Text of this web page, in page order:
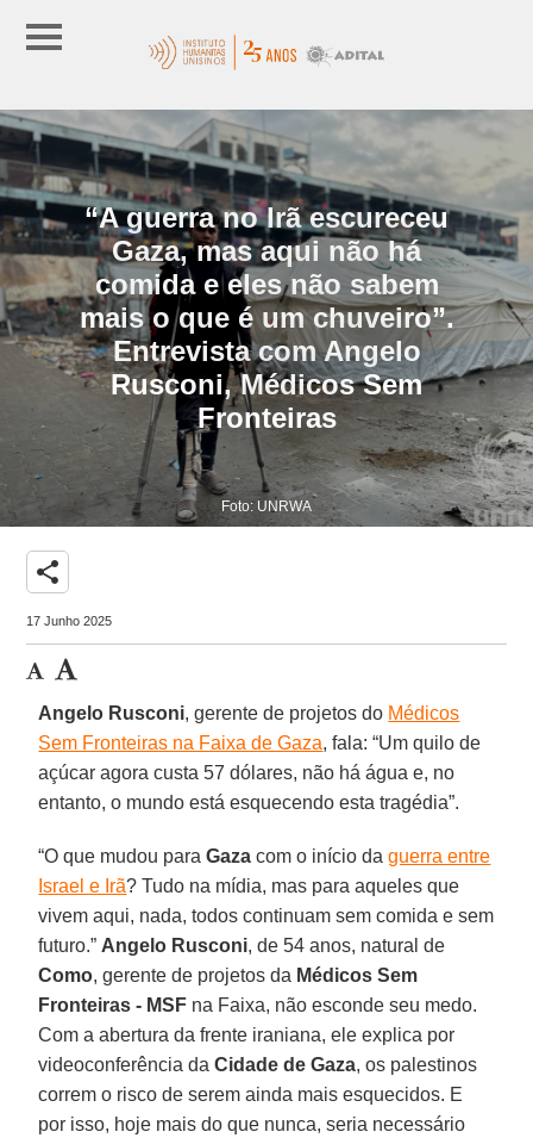
“A guerra no Irã escureceu
Gaza, mas aqui não há
comida e eles não sabem
mais o que é um chuveiro”.
Entrevista com Angelo
Rusconi, Médicos Sem
Fronteiras
Foto: UNRWA
share
17 Junho 2025
Angelo Rusconi, gerente de projetos do Médicos
Sem Fronteiras na Faixa de Gaza, fala: “Um quilo de
açúcar agora custa 57 dólares, não há água e, no
entanto, o mundo está esquecendo esta tragédia”.
“O que mudou paraGaza com o início daguerra entre
Israel e Irã? Tudo na mídia, mas para aqueles que
vivem aqui, nada, todos continuam sem comida e sem
futuro.” Angelo Rusconi, de 54 anos, natural de
Como, gerente de projetos da Médicos Sem
Fronteiras - MSF na Faixa, não esconde seu medo.
Com a abertura da frente iraniana, ele explica por
videoconferência daCidade de Gaza, os palestinos
correm o risco de serem ainda mais esquecidos. E
por isso, hoje mais do que nunca, seria necessário